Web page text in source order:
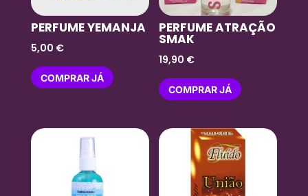
PERFUME YEMANJA
5,00 €
COMPRAR JÁ
PERFUME ATRAÇÃO
SMAK
19,90 €
COMPRAR JÁ